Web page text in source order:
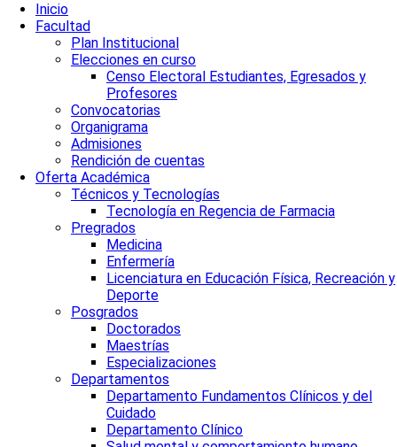
Inicio
Facultad
Plan Institucional
Elecciones en curso
Censo Electoral Estudiantes, Egresados y
Profesores
Convocatorias
Organigrama
Admisiones
Rendición de cuentas
Oferta Académica
Técnicos y Tecnologías
Tecnología en Regencia de Farmacia
Pregrados
Medicina
Enfermería
Licenciatura en Educación Física, Recreación y
Deporte
Posgrados
Doctorados
Maestrías
Especializaciones
Departamentos
Departamento Fundamentos Clínicos y del
Cuidado
Departamento Clínico